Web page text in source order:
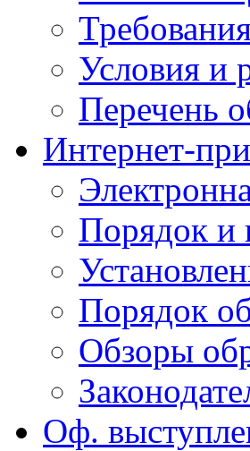
Условия и
Перечень
Интернет-
Порядок и
Порядок
Обзоры
Оф.